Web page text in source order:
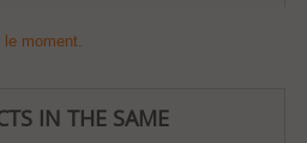
le moment.
IN THE SAME